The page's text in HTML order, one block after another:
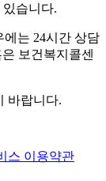
습니다.
는 24시간 상담
보건복지콜센
바랍니다.
스 이용약관